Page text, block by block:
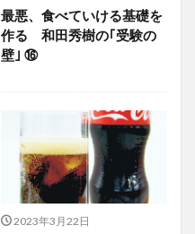
最悪、食べていける基礎を
作る 和田秀樹の｢受験の
壁｣ ⑯
2023年3月22日